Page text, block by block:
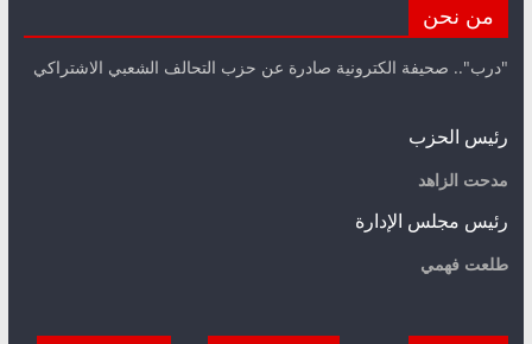
من نحن
"درب".. صحيفة الكترونية صادرة عن حزب التحالف الشعبي الاشتراكي
رئيس الحزب
مدحت الزاهد
رئيس مجلس الإدارة
طلعت فهمي